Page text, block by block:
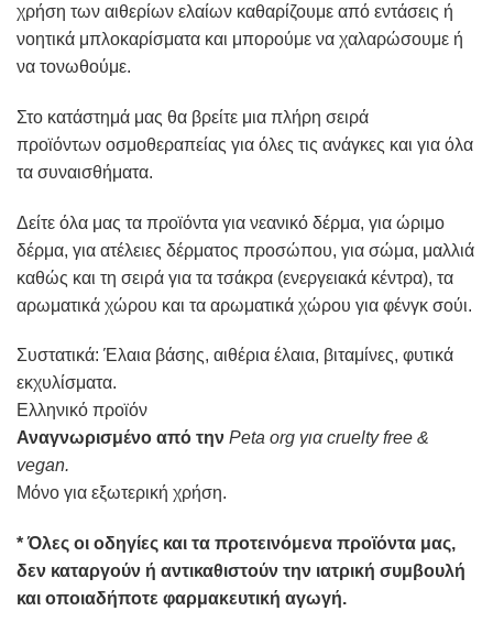
χρήση των αιθερίων ελαίων καθαρίζουμε από εντάσεις ή
νοητικά μπλοκαρίσματα και μπορούμε να χαλαρώσουμε ή
να τονωθούμε.
Στο κατάστημά μας θα βρείτε μια πλήρη σειρά
προϊόντων οσμοθεραπείας για όλες τις ανάγκες και για όλα
τα συναισθήματα.
Δείτε όλα μας τα προϊόντα για νεανικό δέρμα, για ώριμο
δέρμα, για ατέλειες δέρματος προσώπου, για σώμα, μαλλιά
καθώς και τη σειρά για τα τσάκρα (ενεργειακά κέντρα), τα
αρωματικά χώρου και τα αρωματικά χώρου για φένγκ σούι.
Συστατικά: Έλαια βάσης, αιθέρια έλαια, βιταμίνες, φυτικά
εκχυλίσματα.
Ελληνικό προϊόν
Αναγνωρισμένο από την Peta org για cruelty free &
vegan.
Μόνο για εξωτερική χρήση.
* Όλες οι οδηγίες και τα προτεινόμενα προϊόντα μας,
δεν καταργούν ή αντικαθιστούν την ιατρική συμβουλή
και οποιαδήποτε φαρμακευτική αγωγή.